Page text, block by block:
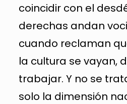
coincidir con el
derechas andan
cuando reclaman
la cultura se vayan,
trabajar. Y no se
solo la dimensión